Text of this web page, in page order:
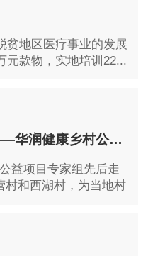
贫地区医疗事业的发展
元款物，实地培训22...
和村民一起“玩”出健康 ——华润健康乡村公益项目专家组走进河北定州
益项目专家组先后走
村和西湖村，为当地村